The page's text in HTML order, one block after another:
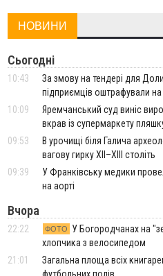
НОВИНИ
Сьогодні
10:43
За змову на тендері для
підприємців оштрафували на
10:09
Яремчанський суд виніс
вкрав із супермаркету
09:53
В урочищі біля Галича
вагову гирку XII–XIII століть
09:39
У Франківську медики
на аорті
Вчора
22:22 ФОТО
У Богородчанах на
хлопчика з велосипедом
21:01
Загальна площа всіх